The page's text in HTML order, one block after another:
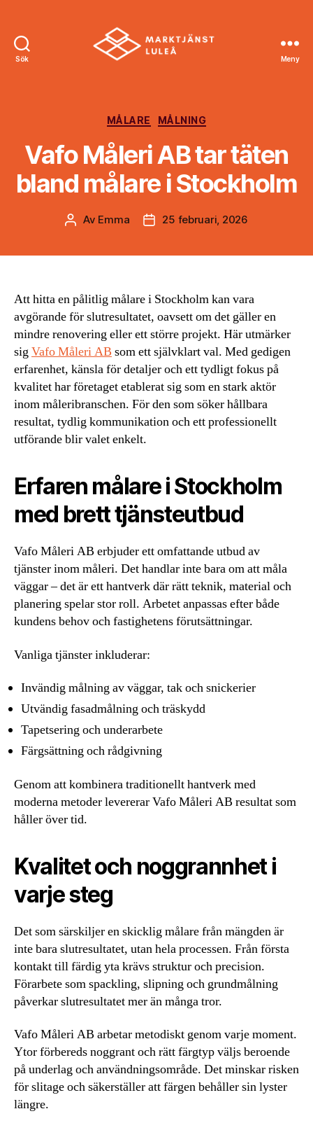
Sök Meny
Kategorier
MÅLARE MÅLNING
Vafo Måleri AB tar täten
bland målare i Stockholm
Inläggsförfattare
Av Emma Inläggsdatum
25 februari, 2026
Att hitta en pålitlig målare i Stockholm kan vara
avgörande för slutresultatet, oavsett om det gäller en
mindre renovering eller ett större projekt. Här utmärker
sigVafo Måleri AB som ett självklart val. Med gedigen
erfarenhet, känsla för detaljer och ett tydligt fokus på
kvalitet har företaget etablerat sig som en stark aktör
inom måleribranschen. För den som söker hållbara
resultat, tydlig kommunikation och ett professionellt
utförande blir valet enkelt.
Erfaren målare i Stockholm
med brett tjänsteutbud
Vafo Måleri AB erbjuder ett omfattande utbud av
tjänster inom måleri. Det handlar inte bara om att måla
väggar – det är ett hantverk där rätt teknik, material och
planering spelar stor roll. Arbetet anpassas efter både
kundens behov och fastighetens förutsättningar.
Vanliga tjänster inkluderar:
Invändig målning av väggar, tak och snickerier
Utvändig fasadmålning och träskydd
Tapetsering och underarbete
Färgsättning och rådgivning
Genom att kombinera traditionellt hantverk med
moderna metoder levererar Vafo Måleri AB resultat som
håller över tid.
Kvalitet och noggrannhet i
varje steg
Det som särskiljer en skicklig målare från mängden är
inte bara slutresultatet, utan hela processen. Från första
kontakt till färdig yta krävs struktur och precision.
Förarbete som spackling, slipning och grundmålning
påverkar slutresultatet mer än många tror.
Vafo Måleri AB arbetar metodiskt genom varje moment.
Ytor förbereds noggrant och rätt färgtyp väljs beroende
på underlag och användningsområde. Det minskar risken
för slitage och säkerställer att färgen behåller sin lyster
längre.